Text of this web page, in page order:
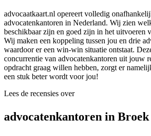
advocaatkaart.nl opereert volledig
advocatenkantoren in Nederland. Wij zien
beschikbaar zijn en goed zijn in het uitvoeren
Wij maken een koppeling tussen jou en drie
waardoor er een win-win situatie ontstaat.
concurrentie van advocatenkantoren uit jouw
opdracht graag willen hebben, zorgt er
een stuk beter wordt voor jou!
Lees de recensies over
advocatenkantoren in Broek